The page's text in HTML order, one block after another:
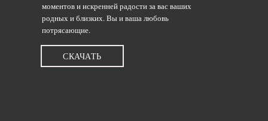
СКАЧАТЬ
моментов и искренней радости за вас ваших
родных и близких. Вы и ваша любовь
потрясающие.